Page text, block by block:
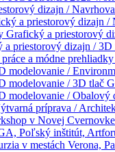
dizajn /
a priestorový dizajn /
Grafický a priestorový
a priestorový dizajn / 3D
práce a módne prehliadky
modelovanie /
modelovanie / 3D tlač
modelovanie / Obalový
príprava /
v Novej
Poľský inštitút,
v mestách Verona,